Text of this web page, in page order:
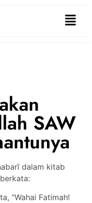
SAW
dalam kitab
“Wahai Fatimah!